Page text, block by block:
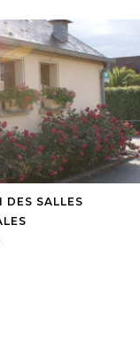
DES SALLES